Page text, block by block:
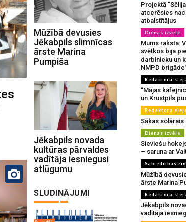
Mūžībā devusies
Jēkabpils slimnīcas
ārste Marina
Pumpiša
Jēkabpils novada
kultūras pārvaldes
vadītāja iesniegusi
atlūgumu
SLUDINĀJUMI
Projektā
atcerēsies
atbalstītājus
Dienas izvēle
Mums raksta:
svētkos bija
darbinieku un
NMPD
Redaktora
“Mājas
un Krustpils
Redaktora
Sākas solārais
Dienas izvēle
Sieviešu
– saruna ar
Sabiedrības
Mūžībā
ārste Marina
Redaktora
Jēkabpils
vadītāja